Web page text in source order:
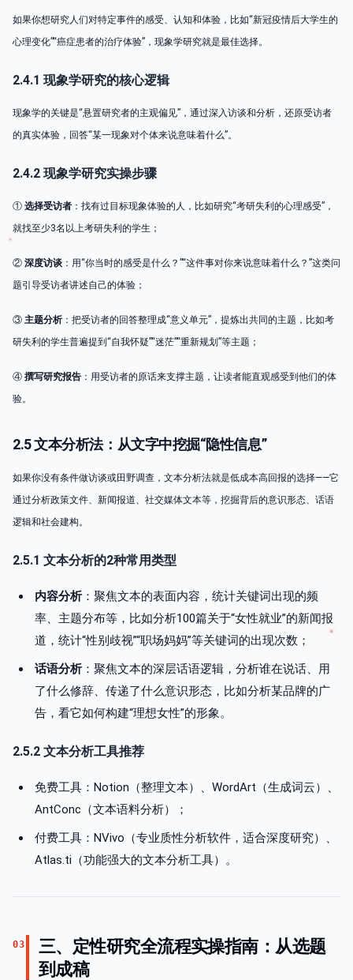
如果你想研究人们对特定事件的感受、认知和体验，比如“新冠疫情后大学生的
心理变化”“癌症患者的治疗体验”，现象学研究就是最佳选择。
2.4.1 现象学研究的核心逻辑
现象学的关键是“悬置研究者的主观偏见”，通过深入访谈和分析，还原受访者
的真实体验，回答“某一现象对个体来说意味着什么”。
2.4.2 现象学研究实操步骤
① 选择受访者 ：找有过目标现象体验的人，比如研究“考研失利的心理感受”，
就找至少3名以上考研失利的学生；
② 深度访谈 ：用“你当时的感受是什么？”“这件事对你来说意味着什么？”这类问
题引导受访者讲述自己的体验；
③ 主题分析 ：把受访者的回答整理成“意义单元”，提炼出共同的主题，比如考
研失利的学生普遍提到“自我怀疑”“迷茫”“重新规划”等主题；
④ 撰写研究报告 ：用受访者的原话来支撑主题，让读者能直观感受到他们的体
验。
2.5 文本分析法：从文字中挖掘“隐性信息”
如果你没有条件做访谈或田野调查，文本分析法就是低成本高回报的选择——它
通过分析政策文件、新闻报道、社交媒体文本等，挖掘背后的意识形态、话语
逻辑和社会建构。
2.5.1 文本分析的2种常用类型
内容分析：聚焦文本的表面内容，统计关键词出现的频
率、主题分布等，比如分析100篇关于“女性就业”的新闻报
道，统计“性别歧视”“职场妈妈”等关键词的出现次数；
话语分析：聚焦文本的深层话语逻辑，分析谁在说话、用
了什么修辞、传递了什么意识形态，比如分析某品牌的广
告，看它如何构建“理想女性”的形象。
2.5.2 文本分析工具推荐
免费工具：Notion（整理文本）、WordArt（生成词云）、
AntConc（文本语料分析）；
付费工具：NVivo（专业质性分析软件，适合深度研究）、
Atlas.ti（功能强大的文本分析工具）。
03
三、定性研究全流程实操指南：从选题
到成稿